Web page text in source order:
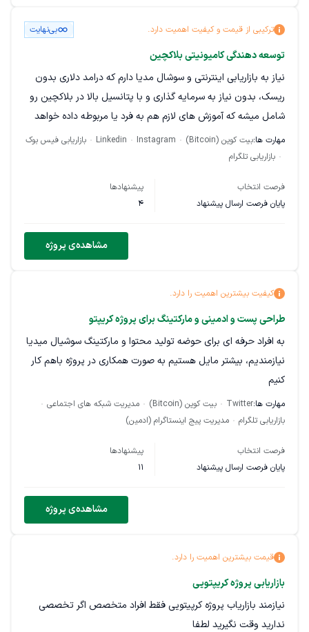
جوایز ویژه و مشوق‌های انگیزشی از طرف شرکت
ترکیبی از قیمت و کیفیت اهمیت دارد. بی‌نهایت
توسعه دهندگی کامیونیتی بلاکچین
نیاز به بازاریابی اینترنتی و سوشال مدیا دارم که درامد دلاری بدون
ریسک، بدون نیاز به سرمایه گذاری و با پتانسیل بالا در بلاکچین رو
شامل میشه که آموزش های لازم هم به فرد یا مربوطه داده خواهد
شد.
مهارت ها:بیت کوین (Bitcoin) Instagram
Linkedin
بازاریابی فیس بوک
بازاریابی تلگرام
فرصت انتخاب
پایان فرصت ارسال پیشنهاد
پیشنهادها
4
مشاهده‌ی پروژه
کیفیت بیشترین اهمیت را دارد.
طراحی پست و ادمینی و مارکتینگ برای پروژه کریپتو
به افراد حرفه ای برای حوضه تولید محتوا و مارکتینگ سوشیال میدیا
نیازمندیم، بیشتر مایل هستیم به صورت همکاری در پروژه باهم کار
کنیم
مهارت ها:Twitter بیت کوین (Bitcoin)
مدیریت شبکه های اجتماعی
بازاریابی تلگرام
مدیریت پیج اینستاگرام (ادمین)
فرصت انتخاب
پایان فرصت ارسال پیشنهاد
پیشنهادها
11
مشاهده‌ی پروژه
قیمت بیشترین اهمیت را دارد.
بازاریابی پروژه کریپتویی
نیازمند بازاریاب پروژه کرپیتویی فقط افراد متخصص اگر تخصصی
ندارید وقت نگیرید لطفا